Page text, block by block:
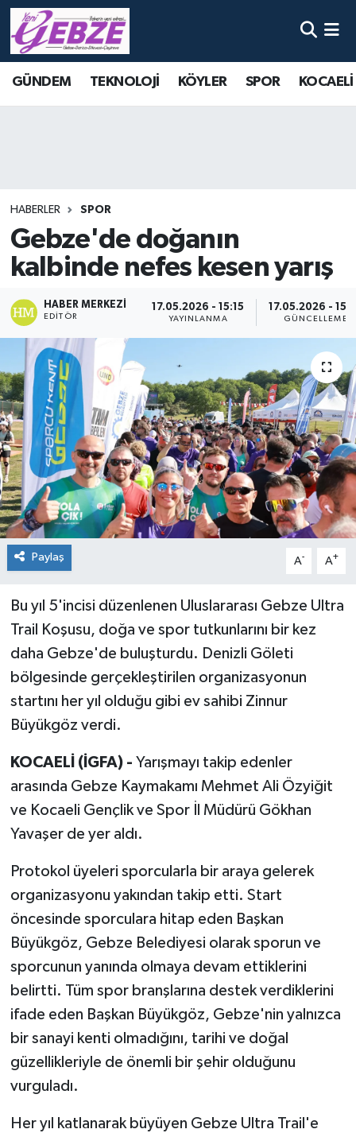
GÜNDEM TEKNOLOJİ KÖYLER SPOR
HABERLER SPOR
Gebze'de doğanın
kalbinde nefes kesen yarış
HABER MERKEZI
EDITÖR
17.05.2026 - 15:15
YAYINLANMA
17.05.2026 -
GÜNCELLEME
Paylaş A- A+
Bu yıl 5'incisi düzenlenen Uluslararası Gebze Ultra
Trail Koşusu, doğa ve spor tutkunlarını bir kez
daha Gebze'de buluşturdu. Denizli Göleti
bölgesinde gerçekleştirilen organizasyonun
startını her yıl olduğu gibi ev sahibi Zinnur
Büyükgöz verdi.
KOCAELİ (İGFA) - Yarışmayı takip edenler
arasında Gebze Kaymakamı Mehmet Ali Özyiğit
ve Kocaeli Gençlik ve Spor İl Müdürü Gökhan
Yavaşer de yer aldı.
Protokol üyeleri sporcularla bir araya gelerek
organizasyonu yakından takip etti. Start
öncesinde sporculara hitap eden Başkan
Büyükgöz, Gebze Belediyesi olarak sporun ve
sporcunun yanında olmaya devam ettiklerini
belirtti. Tüm spor branşlarına destek verdiklerini
ifade eden Başkan Büyükgöz, Gebze'nin yalnızca
bir sanayi kenti olmadığını, tarihi ve doğal
güzellikleriyle de önemli bir şehir olduğunu
vurguladı.
Her yıl katlanarak büyüyen Gebze Ultra Trail'e
Nöbetçi Eczaneler
Tüm Manşetler
Son Dakika Haberleri
Haber Arşivi